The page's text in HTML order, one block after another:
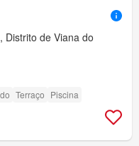
Distrito de Viana do
Terraço Piscina